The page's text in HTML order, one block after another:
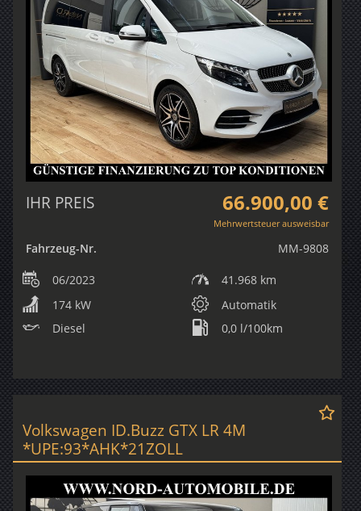
IHR PREIS 66.900,00 €
Mehrwertsteuer ausweisbar
Fahrzeug-Nr. MM-9808
06/2023
41.968 km
174 kW
Automatik
Diesel
0,0 l/100km
Volkswagen ID.Buzz GTX LR 4M
*UPE:93*AHK*21ZOLL